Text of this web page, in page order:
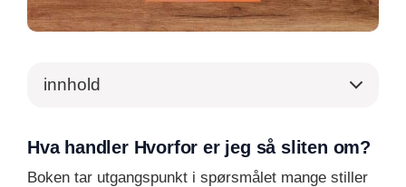
innhold
Hva handler Hvorfor er jeg så sliten om?
Boken tar utgangspunkt i spørsmålet mange stiller